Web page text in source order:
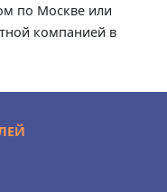
по Москве или
компанией в